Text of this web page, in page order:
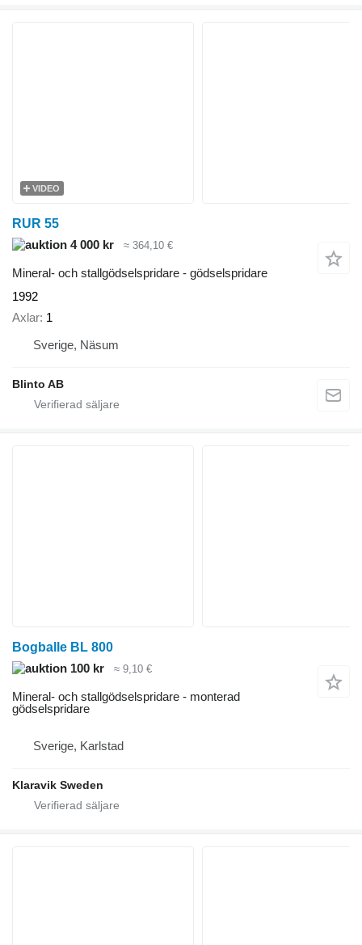
VIDEO
RUR 55
4 000 kr
≈ 364,10 €
Mineral- och stallgödselspridare - gödselspridare
1992
Axlar 1
Sverige, Näsum
Blinto AB
Bogballe BL 800
100 kr
≈ 9,10 €
Mineral- och stallgödselspridare - monterad
gödselspridare
Sverige, Karlstad
Klaravik Sweden